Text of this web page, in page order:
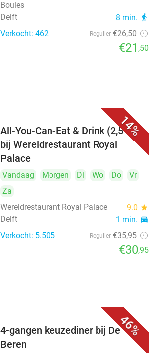
Boules
Delft 8 min. directions_walk
Verkocht: 462 Regulier €26,50
€21 ,50
14%
All-You-Can-Eat & Drink (2,5 uur)
bij Wereldrestaurant Royal
Palace
Vandaag Morgen Di Wo Do
Vr
Za
Wereldrestaurant Royal Palace
9.0 star
Delft 1 min. directions_car
Verkocht: 5.505 Regulier €35,95
€30,95
46%
4-gangen keuzediner bij De
Beren